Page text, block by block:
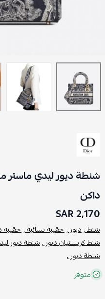
شنطة ديور ليدي
داكن
2,170 SAR
شنط ,ديور ,حقيبة نسائية ,حقيبه
شنط كريستيان ديور ,شنطة ديور
شنطة ديور ,
متوفر